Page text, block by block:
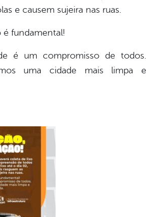
e causem sujeira nas ruas.
é fundamental!
é um compromisso de todos.
uma cidade mais limpa e